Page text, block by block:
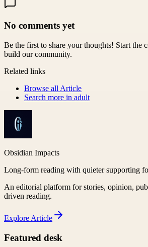
No comments yet
Be the first to share your thoughts! Start the
build our community.
Related links
Browse all Article
Search more in adult
Obsidian Impacts
Long-form reading with quieter supporting
An editorial platform for stories, opinion,
driven reading.
Explore Article
Featured desk